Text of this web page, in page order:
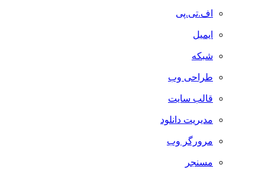
اف.تی.پی
ایمیل
شبکه
طراحی وب
قالب سایت
مدیریت دانلود
مرورگر وب
مسنجر